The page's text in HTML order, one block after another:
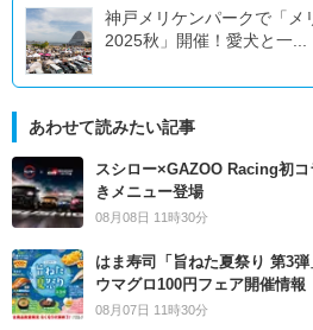
神戸メリケンパークで「メ
2025秋」開催！愛犬と一...
あわせて読みたい記事
スシロー×GAZOO Racing初
きメニュー登場
08月08日 11時30分
はま寿司「旨ねた夏祭り 第3
ウマグロ100円フェア開催情報
08月07日 11時30分